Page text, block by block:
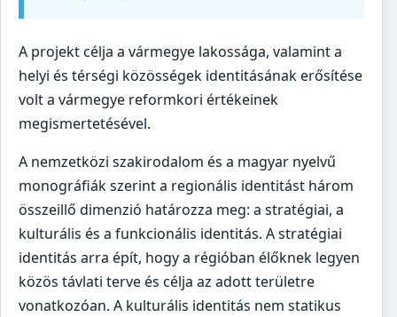
A projekt célja a vármegye lakossága, valamint a
helyi és térségi közösségek identitásának erősítése
volt a vármegye reformkori értékeinek
megismertetésével.
A nemzetközi szakirodalom és a magyar nyelvű
monográfiák szerint a regionális identitást három
összeillő dimenzió határozza meg: a stratégiai, a
kulturális és a funkcionális identitás. A stratégiai
identitás arra épít, hogy a régióban élőknek legyen
közös távlati terve és célja az adott területre
vonatkozóan. A kulturális identitás nem statikus